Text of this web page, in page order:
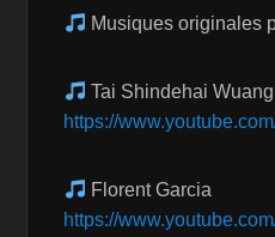
Musiques originales
Tai Shindehai Wuang
https://
Florent Garcia
https://